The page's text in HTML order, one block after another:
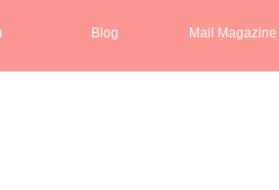
Blog Mail Magazine